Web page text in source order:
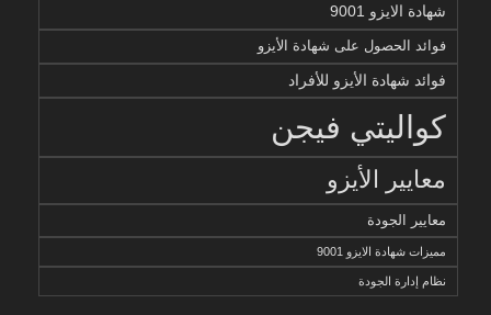
شهادة الايزو 9001
فوائد الحصول على شهادة الأيزو
فوائد شهادة الأيزو للأفراد
كواليتي فيجن
معايير الأيزو
معايير الجودة
مميزات شهادة الايزو 9001
نظام إدارة الجودة